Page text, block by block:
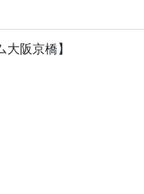
阪京橋】